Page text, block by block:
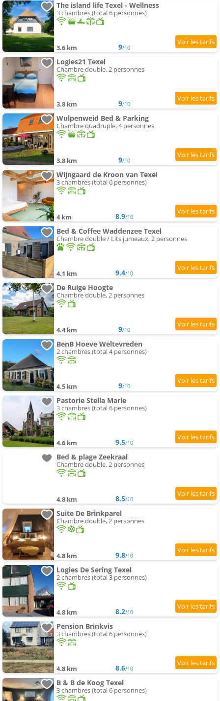
The island life Texel - Wellness
3 chambres (total 6 personnes)
3.6 km 9/10
Logies21 Texel
Chambre double, 2 personnes
3.8 km 9/10
Wulpenweid Bed & Parking
Chambre quadruple, 4 personnes
3.8 km 9/10
Wijngaard de Kroon van Texel
3 chambres (total 6 personnes)
4 km 8.9/10
Bed & Coffee Waddenzee Texel
Chambre double / Lits jumeaux, 2 personnes
4.1 km 9.4/10
De Ruige Hoogte
Chambre double, 2 personnes
4.4 km 9/10
BenB Hoeve Weltevreden
2 chambres (total 4 personnes)
4.5 km 9/10
Pastorie Stella Marie
3 chambres (total 6 personnes)
4.6 km 9.5/10
Bed & plage Zeekraal
Chambre double, 2 personnes
4.8 km 8.5/10
Suite De Brinkparel
Chambre double, 2 personnes
4.8 km 9.8/10
Logies De Sering Texel
2 chambres (total 3 personnes)
4.8 km 8.2/10
Pension Brinkvis
3 chambres (total 6 personnes)
4.8 km 8.6/10
B & B de Koog Texel
3 chambres (total 6 personnes)